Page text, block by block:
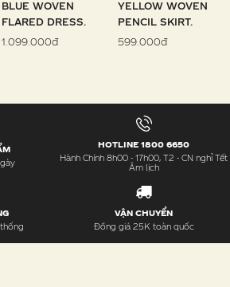
BLUE WOVEN
FLARED DRESS.
1.099.000đ
YELLOW WOVEN
PENCIL SKIRT.
599.000đ
HOTLINE 1800 6650
Hành Chính 8h00 - 17h00, T2 - CN nghỉ Tết
Âm lịch
VẬN CHUYỂN
Đồng giá 25K toàn quốc